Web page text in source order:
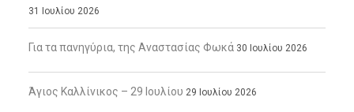
31 Ιουλίου 2026
Για τα πανηγύρια, της Αναστασίας Φωκά 30 Ιουλίου 2026
Άγιος Καλλίνικος – 29 Ιουλίου 29 Ιουλίου 2026